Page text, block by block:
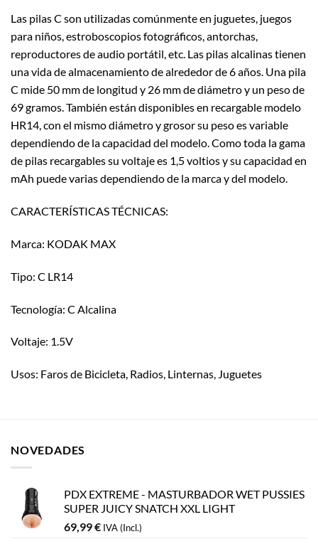
Las pilas C son utilizadas comúnmente en juguetes, juegos
para niños, estroboscopios fotográficos, antorchas,
reproductores de audio portátil, etc. Las pilas alcalinas tienen
una vida de almacenamiento de alrededor de 6 años. Una pila
C mide 50 mm de longitud y 26 mm de diámetro y un peso de
69 gramos. También están disponibles en recargable modelo
HR14, con el mismo diámetro y grosor su peso es variable
dependiendo de la capacidad del modelo. Como toda la gama
de pilas recargables su voltaje es 1,5 voltios y su capacidad en
mAh puede varias dependiendo de la marca y del modelo.
CARACTERÍSTICAS TÉCNICAS:
Marca: KODAK MAX
Tipo: C LR14
Tecnología: C Alcalina
Voltaje: 1.5V
Usos: Faros de Bicicleta, Radios, Linternas, Juguetes
NOVEDADES
PDX EXTREME - MASTURBADOR WET PUSSIES
SUPER JUICY SNATCH XXL LIGHT
69,99€ IVA (Incl.)